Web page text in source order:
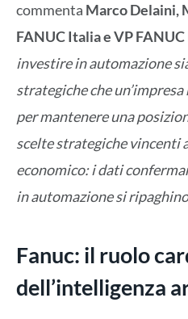
commenta Marco Delaini,
FANUC Italia e VP FANUC
investire in automazione
strategiche che
per mantenere una
scelte strategiche vincenti
economico: i dati
in automazione si
Fanuc: il ruolo
dell’intelligenza